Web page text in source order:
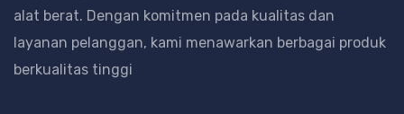
alat berat. Dengan komitmen pada kualitas dan
layanan pelanggan, kami menawarkan berbagai produk
berkualitas tinggi